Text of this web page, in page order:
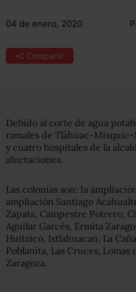
04 de enero, 2020
Compartir
Debido al corte de agua
ramales de Tláhuac-Mixquic-
y cuatro hospitales de la
afectaciones.
Las colonias son: 1a
ampliación Santiago
Zapata, Campestre Potrero,
Aguilar Garcés, Ermita
Huitzico, Ixtlahuacan, La
Poblanita, Las Cruces, Lomas
Zaragoza.